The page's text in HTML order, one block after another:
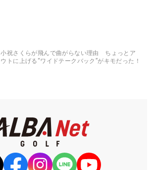
小祝さくらが飛んで曲がらない理由 ちょっとア
ウトに上げる“ワイドテークバック”がキモだった！